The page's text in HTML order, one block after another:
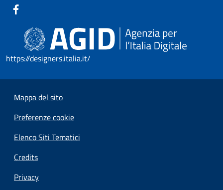
https://designers.italia.it/
Mappa del sito
Preferenze cookie
Elenco Siti Tematici
Credits
Privacy